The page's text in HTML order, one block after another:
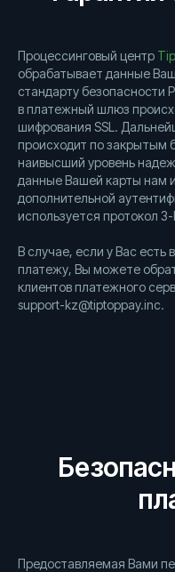
Процессинговый центр
обрабатывает данные
стандарту безопасности
в платежный шлюз
шифрования SSL.
происходит по
наивысший уровень
данные Вашей карты нам
дополнительной
используется протокол
В случае, если у Вас
платежу, Вы можете
клиентов платежного
support-kz@tiptoppay.inc.
Предоставляемая Вами